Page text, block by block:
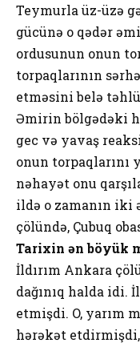
Teymurla üz-üzə
gücünə o qədər
ordusunun onun
torpaqlarının
etməsini belə
Əmirin bölgədəki
gec və yavaş
onun torpaqlarını
nəhayət onu
ildə o zamanın iki
çölündə, Çubuq
Tarixin ən böyük
İldırım Ankara
dağınıq halda idi.
etmişdi. O, yarım
hərəkət